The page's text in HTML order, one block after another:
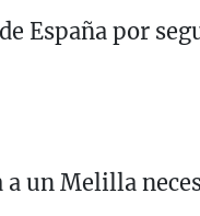
España por
a un Melilla